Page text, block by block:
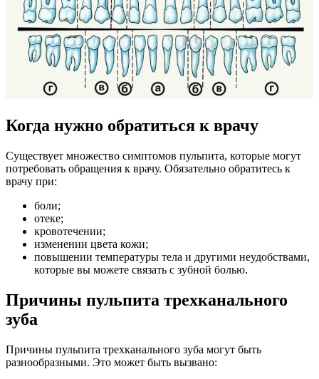
Когда нужно обратиться к врачу
Существует множество симптомов пульпита, которые могут
потребовать обращения к врачу. Обязательно обратитесь к
врачу при:
боли;
отеке;
кровотечении;
изменении цвета кожи;
повышении температуры тела и другими неудобствами,
которые вы можете связать с зубной болью.
Причины пульпита трехканального
зуба
Причины пульпита трехканального зуба могут быть
разнообразными. Это может быть вызвано: